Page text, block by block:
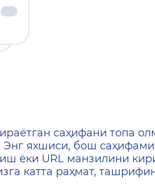
не найдена
саҳифани топа
яхшиси, бош
ёки URL манзилини
катта раҳмат,